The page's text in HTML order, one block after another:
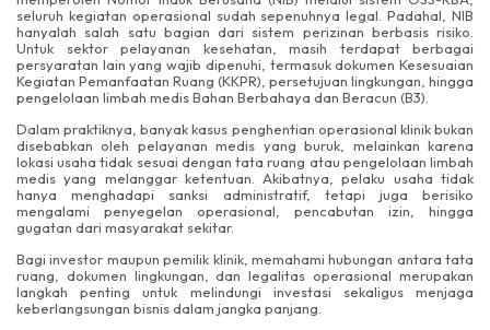
seluruh kegiatan operasional sudah sepenuhnya legal. Padahal, NIB
hanyalah salah satu bagian dari sistem perizinan berbasis risiko.
Untuk sektor pelayanan kesehatan, masih terdapat berbagai
persyaratan lain yang wajib dipenuhi, termasuk dokumen Kesesuaian
Kegiatan Pemanfaatan Ruang (KKPR), persetujuan lingkungan, hingga
pengelolaan limbah medis Bahan Berbahaya dan Beracun (B3).
Dalam praktiknya, banyak kasus penghentian operasional klinik bukan
disebabkan oleh pelayanan medis yang buruk, melainkan karena
lokasi usaha tidak sesuai dengan tata ruang atau pengelolaan limbah
medis yang melanggar ketentuan. Akibatnya, pelaku usaha tidak
hanya menghadapi sanksi administratif, tetapi juga berisiko
mengalami penyegelan operasional, pencabutan izin, hingga
gugatan dari masyarakat sekitar.
Bagi investor maupun pemilik klinik, memahami hubungan antara tata
ruang, dokumen lingkungan, dan legalitas operasional merupakan
langkah penting untuk melindungi investasi sekaligus menjaga
keberlangsungan bisnis dalam jangka panjang.